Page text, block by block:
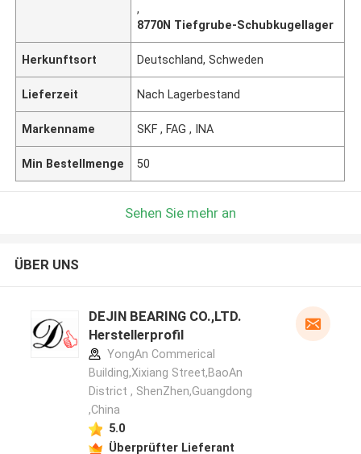
,
8770N Tiefgrube-Schubkugellager
Herkunftsort Deutschland, Schweden
Lieferzeit Nach Lagerbestand
Markenname SKF , FAG , INA
Min Bestellmenge 50
Sehen Sie mehr an
ÜBER UNS
DEJIN BEARING CO.,LTD.
Herstellerprofil
YongAn Commerical
Building,Xixiang Street,BaoAn
District , ShenZhen,Guangdong
,China
5.0
Überprüfter Lieferant